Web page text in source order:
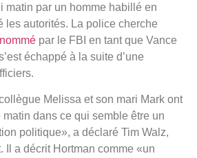
matin par un homme habillé en
les autorités. La police cherche
nommé par le FBI en tant que Vance
échappé à la suite d’une
Melissa et son mari Mark ont
dans ce qui semble être un
politique», a déclaré Tim Walz,
Il a décrit Hortman comme «un